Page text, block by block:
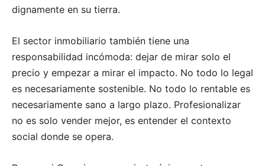
dignamente en su tierra.
El sector inmobiliario también tiene una
responsabilidad incómoda: dejar de mirar solo el
precio y empezar a mirar el impacto. No todo lo legal
es necesariamente sostenible. No todo lo rentable es
necesariamente sano a largo plazo. Profesionalizar
no es solo vender mejor, es entender el contexto
social donde se opera.